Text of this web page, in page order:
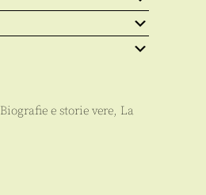
Biografie e storie vere, La